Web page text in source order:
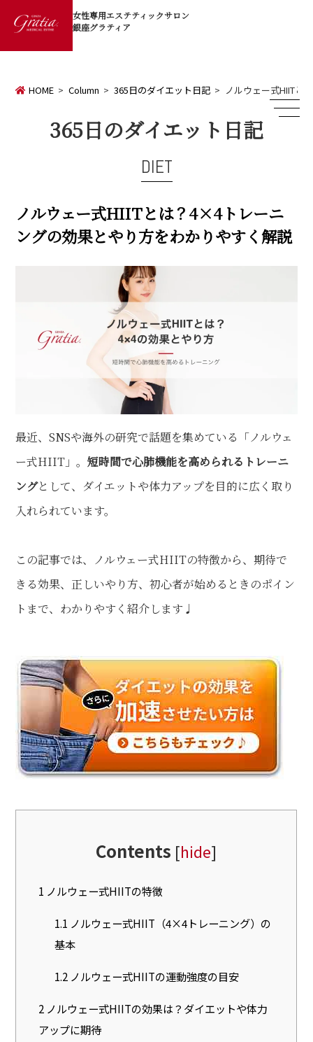
女性専用エステティックサロン
銀座グラティア
HOME Column 365日のダイエット日記 ノルウェー式HIITと
365日のダイエット日記
DIET
ノルウェー式HIITとは？4×4トレーニ
ングの効果とやり方をわかりやすく解説
最近、SNSや海外の研究で話題を集めている「ノルウェ
ー式HIIT」。短時間で心肺機能を高められるトレーニ
ングとして、ダイエットや体力アップを目的に広く取り
入れられています。
この記事では、ノルウェー式HIITの特徴から、期待で
きる効果、正しいやり方、初心者が始めるときのポイン
トまで、わかりやすく紹介します♩
Contents [hide]
1 ノルウェー式HIITの特徴
1.1 ノルウェー式HIIT（4×4トレーニング）の
基本
1.2 ノルウェー式HIITの運動強度の目安
2 ノルウェー式HIITの効果は？ダイエットや体力
アップに期待